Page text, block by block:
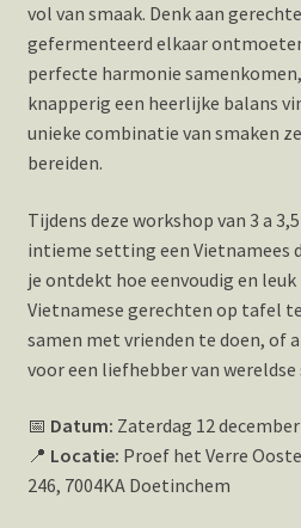
vol van smaak. Denk aan
gefermenteerd elkaar
perfecte harmonie
knapperig een heerlijke balans
unieke combinatie van smaken
bereiden.
Tijdens deze workshop van 3 a
intieme setting een Vietnamees
je ontdekt hoe eenvoudig en
Vietnamese gerechten op tafel
samen met vrienden te doen, of
voor een liefhebber van wereldse
📅 Datum: Zaterdag 12 december
📍 Locatie: Proef het Verre
246, 7004KA Doetinchem